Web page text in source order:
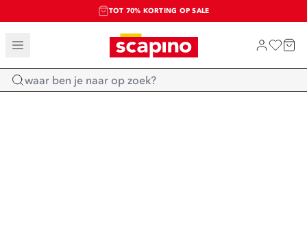
TOT 70% KORTING OP SALE
SALE: LAATSTE KANS!
SHOP NIEUW
Home